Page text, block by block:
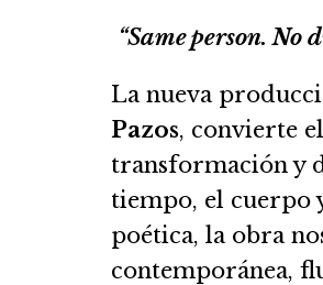
“Same person. No
La nueva
Pazos, convierte
transformación y
tiempo, el cuerpo
poética, la obra
contemporánea,